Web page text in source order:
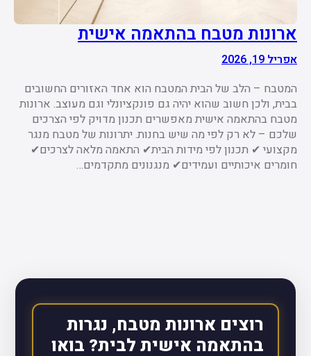
ארונות מטבח בהתאמה אישית
אפריל 19, 2026
המטבח – הלב של הבית המטבח הוא אחד האזורים החשובים
בבית, ולכן חשוב שהוא יהיה גם פונקציונלי וגם מעוצב. ארונות
מטבח בהתאמה אישית מאפשרים תכנון מדויק לפי הצרכים
שלכם – לא רק לפי מה שיש בחנות. יתרונות של מטבח מנגר
מקצועי ✔ תכנון לפי מידות הבית✔ התאמה מלאה לצרכים✔
חומרים איכותיים ועמידים✔ מנגנונים מתקדמים…
רוצים ארונות מטבח, נגרות
בהתאמה אישית לבית? בואו